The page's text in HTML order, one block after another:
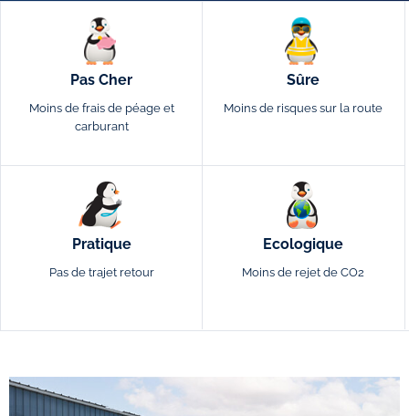
Pas Cher
Moins de frais de péage et
carburant
Sûre
Moins de risques sur la route
Pratique
Pas de trajet retour
Ecologique
Moins de rejet de CO2